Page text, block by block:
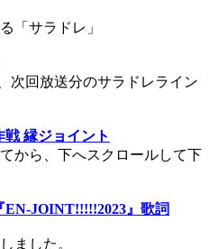
「サラドレ」
次回放送分のサラドレライン
縁ジョイント
から、下へスクロールして下
JOINT!!!!!2023』歌詞
ました。